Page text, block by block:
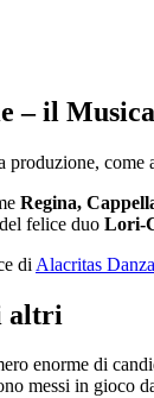
– il
Regina,
felice duo Lori-
di Alacritas Danza
altri
enorme di
messi in gioco